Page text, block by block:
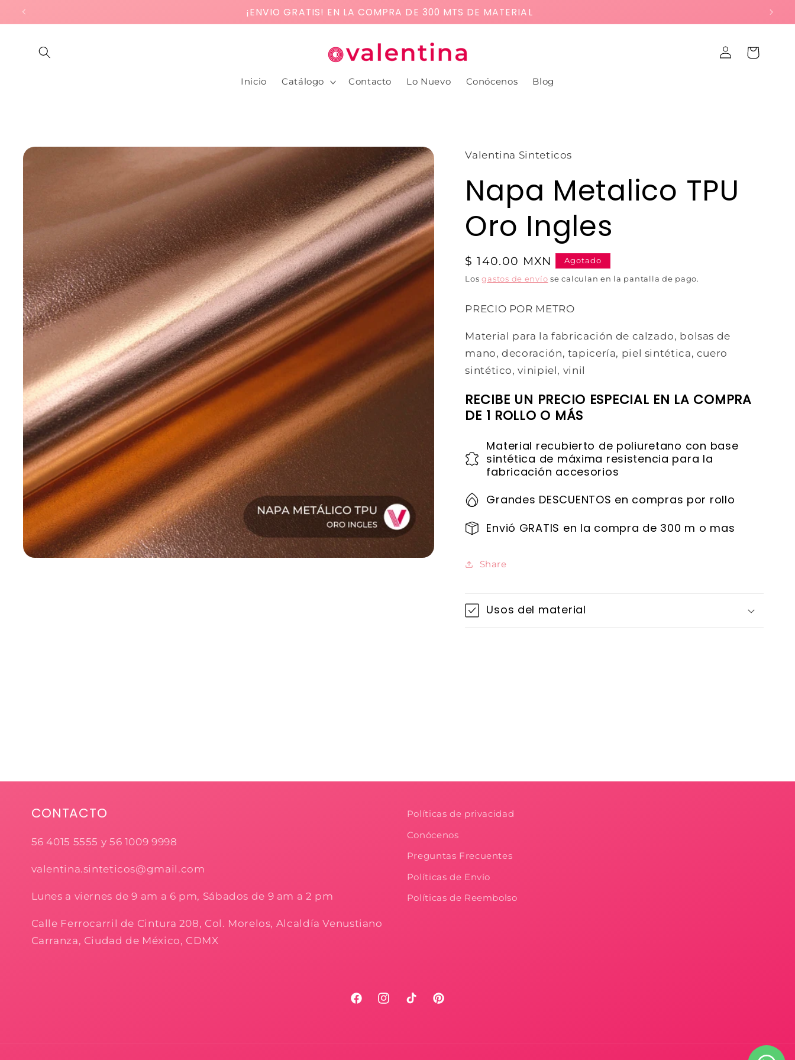
directamente
al contenido
¡ENVIO GRATIS! EN LA COMPRA DE 300 MTS DE MATERIAL
Inicio Catálogo Contacto Lo Nuevo Conócenos Blog
Iniciar
sesión
Carrito
directamente
Valentina Sinteticos
Napa Metalico TPU
Oro Ingles
$ 140.00 MXN Agotado
Losgastos de envío se calculan en la pantalla de pago.
PRECIO POR METRO
Material para la fabricación de calzado, bolsas de
mano, decoración, tapicería, piel sintética, cuero
sintético, vinipiel, vinil
RECIBE UN PRECIO ESPECIAL EN LA COMPRA
DE 1 ROLLO O MÁS
Material recubierto de poliuretano con base
sintética de máxima resistencia para la
fabricación accesorios
Grandes DESCUENTOS en compras por rollo
Envió GRATIS en la compra de 300 m o mas
Share
Usos del material
CONTACTO
56 4015 5555 y 56 1009 9998
valentina.sinteticos@gmail.com
Lunes a viernes de 9 am a 6 pm, Sábados de 9 am a 2 pm
Calle Ferrocarril de Cintura 208, Col. Morelos, Alcaldía Venustiano
Carranza, Ciudad de México, CDMX
Políticas de privacidad
Conócenos
Preguntas Frecuentes
Políticas de Envío
Políticas de Reembolso
FacebookInstagramTikTokPinterest